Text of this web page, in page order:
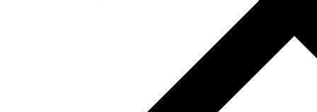
Закажите понравившуюся модель